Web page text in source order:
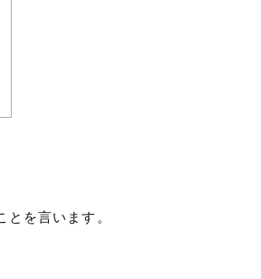
を言います。